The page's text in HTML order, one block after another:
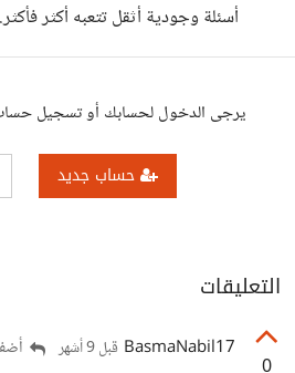
أسئلة وجودية أثقل تتعبه أكثر فأكثر.
يرجى الدخول لحسابك أو تسجيل
حساب جديد
التعليقات
BasmaNabil17 قبل 9 أشهر